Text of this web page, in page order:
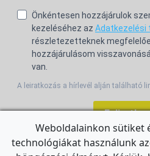
Önkéntesen hozzájárulok
kezeléséhez az Adatkezelési
részletezetteknek
hozzájárulásom
van.
A leiratkozás a hírlevél alján található
Weboldalainkon sütiket
technológiákat használunk